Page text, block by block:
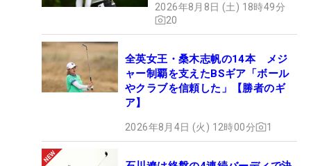
2026年8月8日 (土) 18時49分
20
全英女王・桑木志帆の14本 メジ
ャー制覇を支えたBSギア「ボール
やクラブを信頼した」【勝者のギ
ア】
2026年8月4日 (火) 12時00分 1